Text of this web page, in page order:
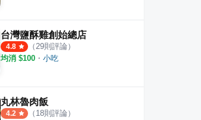
台灣鹽酥雞創始總店
4.8 （ 29則評論）
均消 $100 ・ 小吃
丸林魯肉飯
4.2 （ 18則評論）